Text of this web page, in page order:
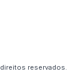
reservados.